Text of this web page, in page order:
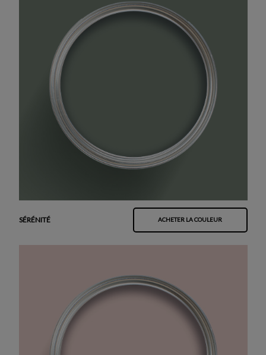
SÉRÉNITÉ ACHETER LA COULEUR